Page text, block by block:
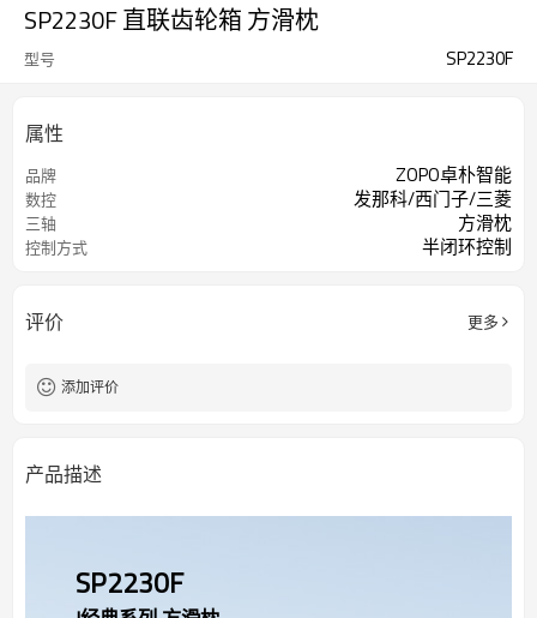
SP2230F 直联齿轮箱 方滑枕
型号 SP2230F
属性
品牌 ZOPO卓朴智能
数控 发那科/西门子/三菱
三轴 方滑枕
控制方式 半闭环控制
评价 更多
添加评价
产品描述
SP2230F